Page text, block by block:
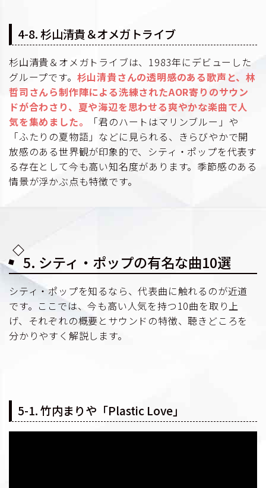
4-8. 杉山清貴＆オメガトライブ
杉山清貴＆オメガトライブは、1983年にデビューした
グループです。 杉山清貴さんの透明感のある歌声と、林
哲司さんら制作陣による洗練されたAOR寄りのサウン
ドが合わさり、夏や海辺を思わせる爽やかな楽曲で人
気を集めました。
「君のハートはマリンブルー」や
「ふたりの夏物語」などに見られる、きらびやかで開
放感のある世界観が印象的で、シティ・ポップを代表す
る存在として今も高い知名度があります。季節感のある
情景が浮かぶ点も特徴です。
5. シティ・ポップの有名な曲10選
シティ・ポップを知るなら、代表曲に触れるのが近道
です。ここでは、今も高い人気を持つ10曲を取り上
げ、それぞれの概要とサウンドの特徴、聴きどころを
分かりやすく解説します。
5-1. 竹内まりや「Plastic Love」